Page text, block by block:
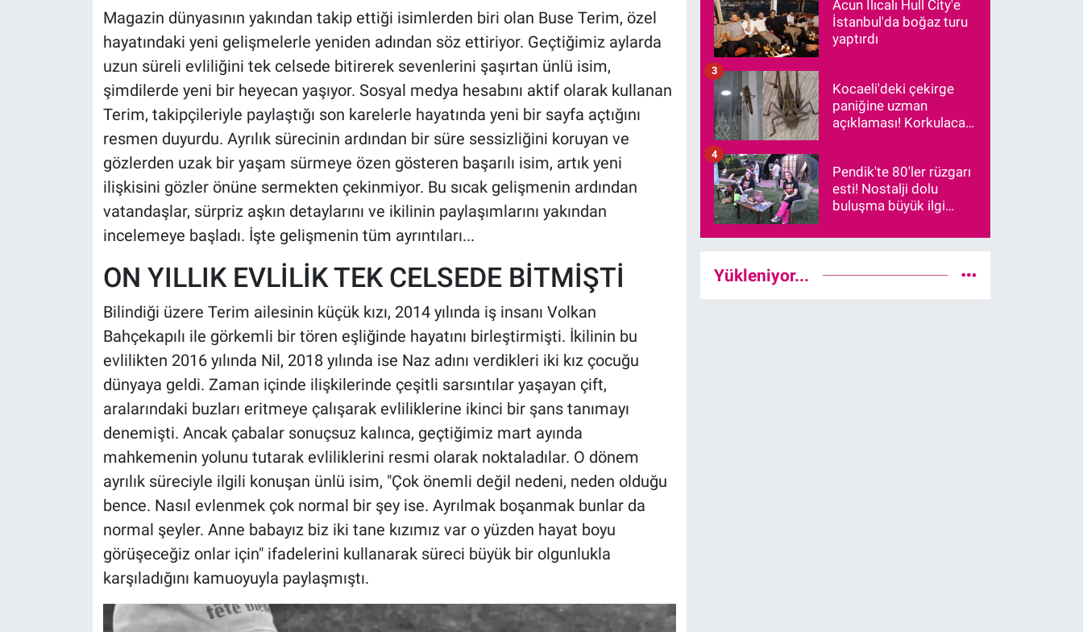
Magazin dünyasının yakından takip ettiği isimlerden biri olan Buse Terim, özel
hayatındaki yeni gelişmelerle yeniden adından söz ettiriyor. Geçtiğimiz aylarda
uzun süreli evliliğini tek celsede bitirerek sevenlerini şaşırtan ünlü isim,
şimdilerde yeni bir heyecan yaşıyor. Sosyal medya hesabını aktif olarak kullanan
Terim, takipçileriyle paylaştığı son karelerle hayatında yeni bir sayfa açtığını
resmen duyurdu. Ayrılık sürecinin ardından bir süre sessizliğini koruyan ve
gözlerden uzak bir yaşam sürmeye özen gösteren başarılı isim, artık yeni
ilişkisini gözler önüne sermekten çekinmiyor. Bu sıcak gelişmenin ardından
vatandaşlar, sürpriz aşkın detaylarını ve ikilinin paylaşımlarını yakından
incelemeye başladı. İşte gelişmenin tüm ayrıntıları...
ON YILLIK EVLİLİK TEK CELSEDE BİTMİŞTİ
Bilindiği üzere Terim ailesinin küçük kızı, 2014 yılında iş insanı Volkan
Bahçekapılı ile görkemli bir tören eşliğinde hayatını birleştirmişti. İkilinin bu
evlilikten 2016 yılında Nil, 2018 yılında ise Naz adını verdikleri iki kız çocuğu
dünyaya geldi. Zaman içinde ilişkilerinde çeşitli sarsıntılar yaşayan çift,
aralarındaki buzları eritmeye çalışarak evliliklerine ikinci bir şans tanımayı
denemişti. Ancak çabalar sonuçsuz kalınca, geçtiğimiz mart ayında
mahkemenin yolunu tutarak evliliklerini resmi olarak noktaladılar. O dönem
ayrılık süreciyle ilgili konuşan ünlü isim, "Çok önemli değil nedeni, neden olduğu
bence. Nasıl evlenmek çok normal bir şey ise. Ayrılmak boşanmak bunlar da
normal şeyler. Anne babayız biz iki tane kızımız var o yüzden hayat boyu
görüşeceğiz onlar için" ifadelerini kullanarak süreci büyük bir olgunlukla
karşıladığını kamuoyuyla paylaşmıştı.
Acun Ilıcalı Hull City'e
İstanbul'da boğaz turu
yaptırdı
Kocaeli'deki çekirge
paniğine uzman
açıklaması! Korkulacak
3
Pendik'te 80'ler rüzgarı
esti! Nostalji dolu
buluşma büyük ilgi
4
Yükleniyor...